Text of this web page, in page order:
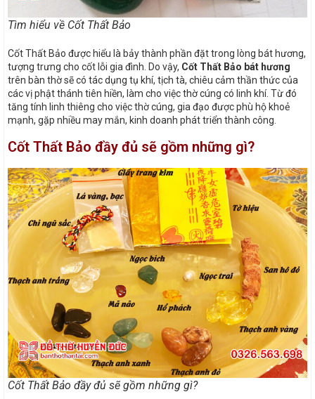
Tìm hiểu về Cốt Thất Bảo
Cốt Thất Bảo được hiểu là bảy thành phần đặt trong lòng bát hương,
tượng trưng cho cốt lỗi gia đình. Do vậy, Cốt Thất Bảo bát hương
trên bàn thờ sẽ có tác dụng tụ khí, tịch tà, chiêu cảm thần thức của
các vị phật thánh tiên hiền, làm cho việc thờ cúng có linh khí. Từ đó
tăng tính linh thiêng cho việc thờ cúng, gia đạo được phù hộ khoẻ
mạnh, gặp nhiều may mắn, kinh doanh phát triển thành công.
Cốt Thất Bảo đầy đủ sẽ gồm những gì?
Cốt Thất Bảo đầy đủ sẽ gồm những gì?